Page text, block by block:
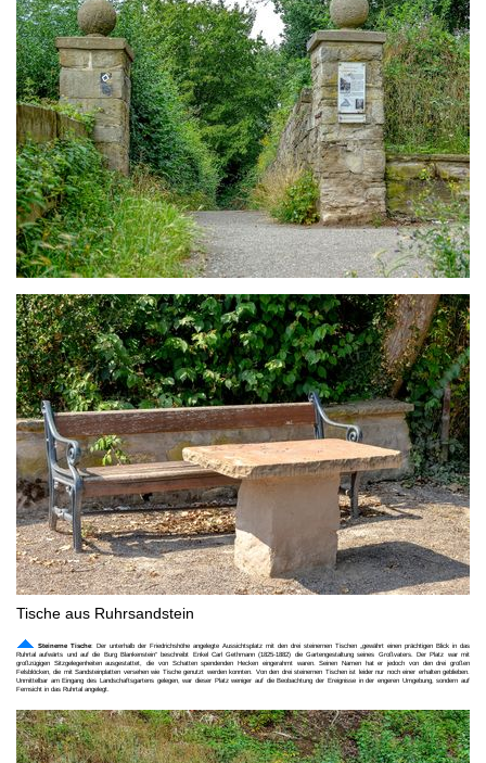
Tische aus Ruhrsandstein
Steinerne Tische: Der unterhalb der Friedrichshöhe angelegte Aussichtsplatz mit den drei steinernen Tischen „gewährt einen prächtigen Blick in das
Ruhrtal aufwärts und auf die Burg Blankenstein“ beschreibt Enkel Carl Gethmann (1825-1882) die Gartengestaltung seines Großvaters. Der Platz war mit
großzügigen Sitzgelegenheiten ausgestattet, die von Schatten spendenden Hecken eingerahmt waren. Seinen Namen hat er jedoch von den drei großen
Felsblöcken, die mit Sandsteinplatten versehen wie Tische genutzt werden konnten. Von den drei steinernen Tischen ist leider nur noch einer erhalten geblieben.
Unmittelbar am Eingang des Landschaftsgartens gelegen, war dieser Platz weniger auf die Beobachtung der Ereignisse in der engeren Umgebung, sondern auf
Fernsicht in das Ruhrtal angelegt.